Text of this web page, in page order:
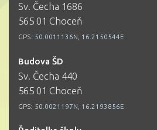
Sv. Čecha 1686
565 01 Choceň
GPS: 50.0011136N, 16.2150544E
Budova ŠD
Sv. Čecha 440
565 01 Choceň
GPS: 50.0021197N, 16.2193856E